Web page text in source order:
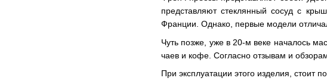
представляют стеклянный сосуд с
Франции. Однако, первые модели
Чуть позже, уже в 20-м веке началось
чаев и кофе. Согласно отзывам и
При эксплуатации этого изделия, стоит